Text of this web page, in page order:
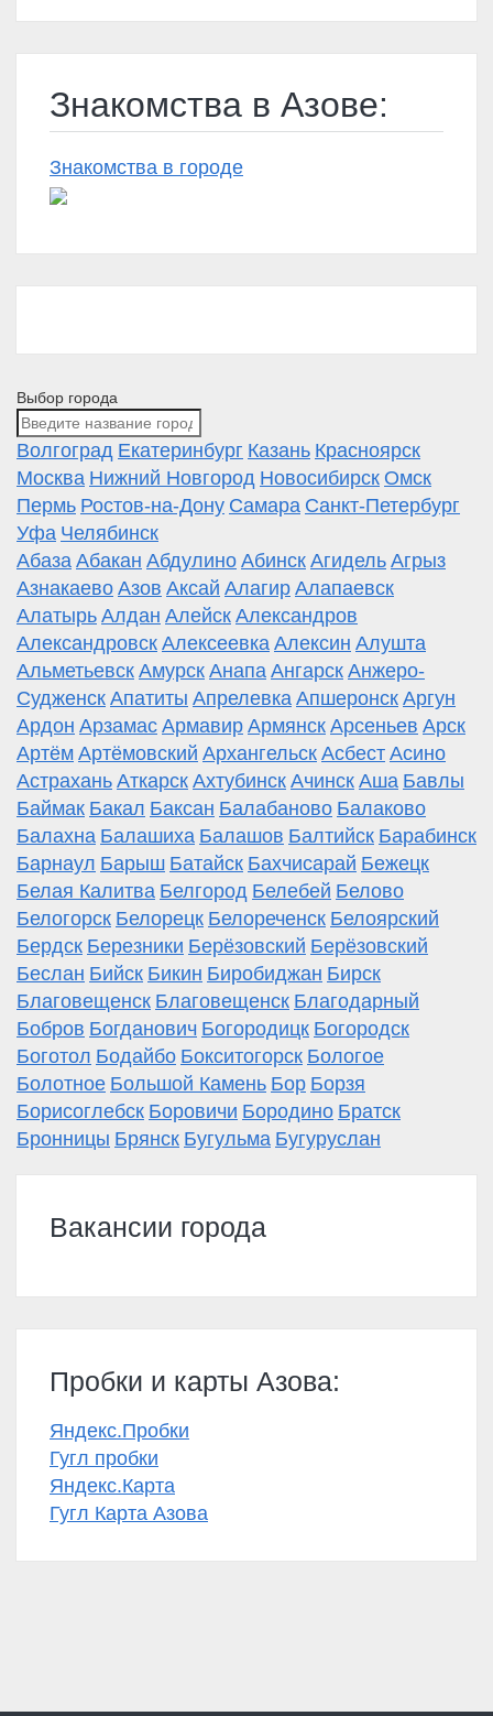
Знакомства в Азове:
Знакомства в городе
Выбор города
Волгоград Екатеринбург Казань Красноярск
Москва Нижний Новгород Новосибирск Омск
Пермь Ростов-на-Дону Самара Санкт-Петербург
Уфа Челябинск
Абаза Абакан Абдулино Абинск Агидель Агрыз
Азнакаево Азов Аксай Алагир Алапаевск
Алатырь Алдан Алейск Александров
Александровск Алексеевка Алексин Алушта
Альметьевск Амурск Анапа Ангарск Анжеро-
Судженск Апатиты Апрелевка Апшеронск Аргун
Ардон Арзамас Армавир Армянск Арсеньев Арск
Артём Артёмовский Архангельск Асбест Асино
Астрахань Аткарск Ахтубинск Ачинск Аша Бавлы
Баймак Бакал Баксан Балабаново Балаково
Балахна Балашиха Балашов Балтийск Барабинск
Барнаул Барыш Батайск Бахчисарай Бежецк
Белая Калитва Белгород Белебей Белово
Белогорск Белорецк Белореченск Белоярский
Бердск Березники Берёзовский Берёзовский
Беслан Бийск Бикин Биробиджан Бирск
Благовещенск Благовещенск Благодарный
Бобров Богданович Богородицк Богородск
Боготол Бодайбо Бокситогорск Бологое
Болотное Большой Камень Бор Борзя
Борисоглебск Боровичи Бородино Братск
Бронницы Брянск Бугульма Бугуруслан
Вакансии города
Пробки и карты Азова:
Яндекс.Пробки
Гугл пробки
Яндекс.Карта
Гугл Карта Азова